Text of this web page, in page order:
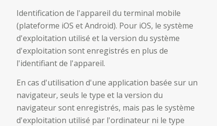
Identification de l'appareil du terminal mobile
(plateforme iOS et Android). Pour iOS, le système
d'exploitation utilisé et la version du système
d'exploitation sont enregistrés en plus de
l'identifiant de l'appareil.
En cas d'utilisation d'une application basée sur un
navigateur, seuls le type et la version du
navigateur sont enregistrés, mais pas le système
d'exploitation utilisé par l'ordinateur ni le type